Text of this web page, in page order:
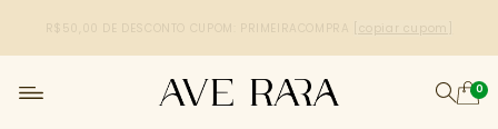
R$50,00 DE DESCONTO CUPOM: PRIMEIRACOMPRA [copiar cupom]
0